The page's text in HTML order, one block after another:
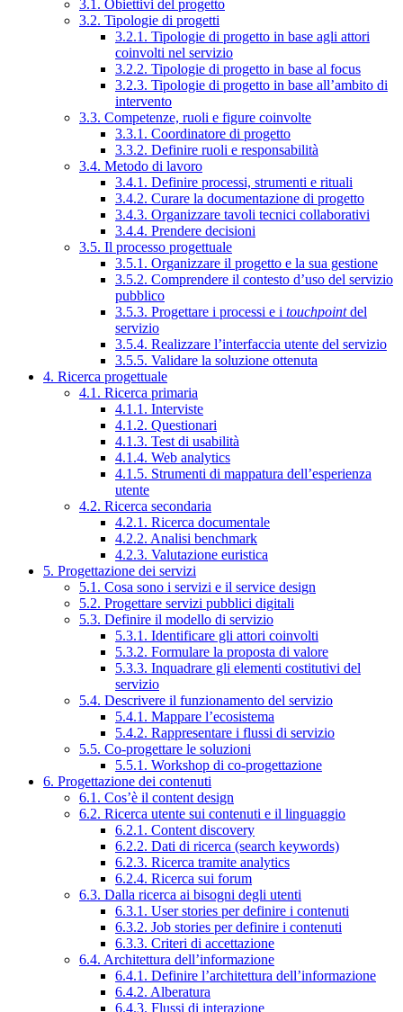
3.1. Obiettivi del progetto
3.2. Tipologie di progetti
3.2.1. Tipologie di progetto in base agli attori
coinvolti nel servizio
3.2.2. Tipologie di progetto in base al focus
3.2.3. Tipologie di progetto in base all’ambito di
intervento
3.3. Competenze, ruoli e figure coinvolte
3.3.1. Coordinatore di progetto
3.3.2. Definire ruoli e responsabilità
3.4. Metodo di lavoro
3.4.1. Definire processi, strumenti e rituali
3.4.2. Curare la documentazione di progetto
3.4.3. Organizzare tavoli tecnici collaborativi
3.4.4. Prendere decisioni
3.5. Il processo progettuale
3.5.1. Organizzare il progetto e la sua gestione
3.5.2. Comprendere il contesto d’uso del servizio
pubblico
3.5.3. Progettare i processi e i touchpointdel
servizio
3.5.4. Realizzare l’interfaccia utente del servizio
3.5.5. Validare la soluzione ottenuta
4. Ricerca progettuale
4.1. Ricerca primaria
4.1.1. Interviste
4.1.2. Questionari
4.1.3. Test di usabilità
4.1.4. Web analytics
4.1.5. Strumenti di mappatura dell’esperienza
utente
4.2. Ricerca secondaria
4.2.1. Ricerca documentale
4.2.2. Analisi benchmark
4.2.3. Valutazione euristica
5. Progettazione dei servizi
5.1. Cosa sono i servizi e il service design
5.2. Progettare servizi pubblici digitali
5.3. Definire il modello di servizio
5.3.1. Identificare gli attori coinvolti
5.3.2. Formulare la proposta di valore
5.3.3. Inquadrare gli elementi costitutivi del
servizio
5.4. Descrivere il funzionamento del servizio
5.4.1. Mappare l’ecosistema
5.4.2. Rappresentare i flussi di servizio
5.5. Co-progettare le soluzioni
5.5.1. Workshop di co-progettazione
6. Progettazione dei contenuti
6.1. Cos’è il content design
6.2. Ricerca utente sui contenuti e il linguaggio
6.2.1. Content discovery
6.2.2. Dati di ricerca (search keywords)
6.2.3. Ricerca tramite analytics
6.2.4. Ricerca sui forum
6.3. Dalla ricerca ai bisogni degli utenti
6.3.1. User stories per definire i contenuti
6.3.2. Job stories per definire i contenuti
6.3.3. Criteri di accettazione
6.4. Architettura dell’informazione
6.4.1. Definire l’architettura dell’informazione
6.4.2. Alberatura
6.4.3. Flussi di interazione